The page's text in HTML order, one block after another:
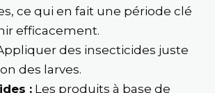
ce qui en fait une période clé
efficacement.
des insecticides juste
des larves.
: Les produits à base de